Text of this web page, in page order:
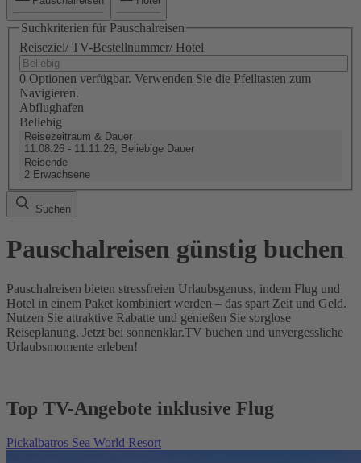
Suchkriterien für Pauschalreisen
Reiseziel/ TV-Bestellnummer/ Hotel
0 Optionen verfügbar. Verwenden Sie die Pfeiltasten zum
Navigieren.
Abflughafen
Beliebig
Reisezeitraum & Dauer
11.08.26 - 11.11.26, Beliebige Dauer
Reisende
2 Erwachsene
Suchen
Pauschalreisen günstig buchen
Pauschalreisen bieten stressfreien Urlaubsgenuss, indem Flug und
Hotel in einem Paket kombiniert werden – das spart Zeit und Geld.
Nutzen Sie attraktive Rabatte und genießen Sie sorglose
Reiseplanung. Jetzt bei sonnenklar.TV buchen und unvergessliche
Urlaubsmomente erleben!
Top TV-Angebote inklusive Flug
Pickalbatros Sea World Resort